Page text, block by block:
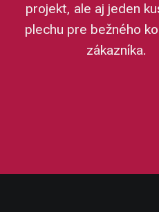
projekt, ale aj jeden
plechu pre bežného
zákazníka.